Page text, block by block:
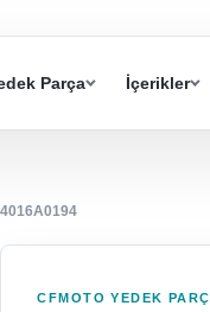
Parça İçerikler
CFMOTO YEDEK